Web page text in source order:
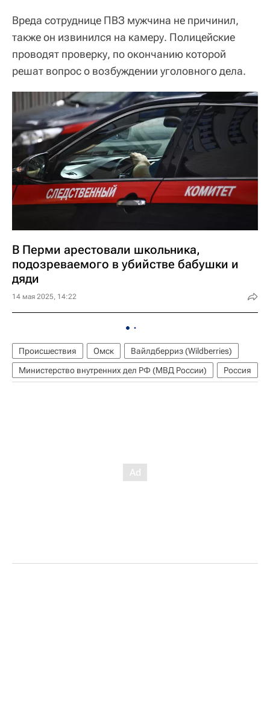
Вреда сотруднице ПВЗ мужчина не причинил,
также он извинился на камеру. Полицейские
проводят проверку, по окончанию которой
решат вопрос о возбуждении уголовного дела.
В Перми арестовали школьника,
подозреваемого в убийстве бабушки и
дяди
14 мая 2025, 14:22
Происшествия Омск
Вайлдберриз (Wildberries)
Министерство внутренних дел РФ (МВД России)
Россия